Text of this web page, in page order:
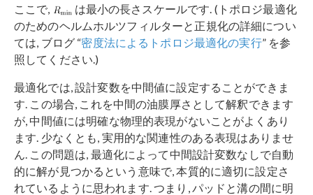
ここで,
は最小の長さスケールです. (トポロジ最適化
のためのヘルムホルツフィルターと正規化の詳細につい
ては, ブログ “密度法によるトポロジ最適化の実行” を参
照してください.)
最適化では, 設計変数を中間値に設定することができま
す. この場合, これを中間の油膜厚さとして解釈できます
が, 中間値には明確な物理的表現がないことがよくあり
ます. 少なくとも, 実用的な関連性のある表現はありませ
ん. この問題は, 最適化によって中間設計変数なしで自動
的に解が見つかるという意味で, 本質的に適切に設定さ
れているように思われます. つまり, パッドと溝の間に明